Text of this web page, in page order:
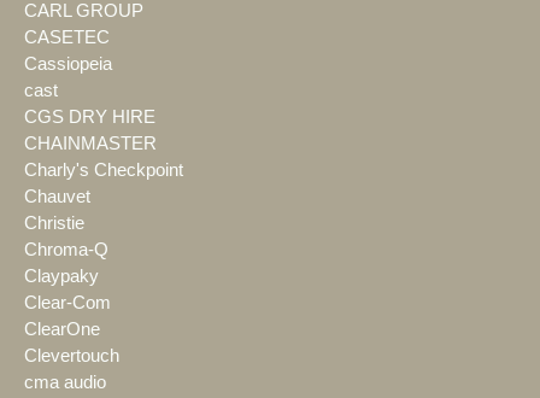
CARL GROUP
CASETEC
Cassiopeia
cast
CGS DRY HIRE
CHAINMASTER
Charly's Checkpoint
Chauvet
Christie
Chroma-Q
Claypaky
Clear-Com
ClearOne
Clevertouch
cma audio